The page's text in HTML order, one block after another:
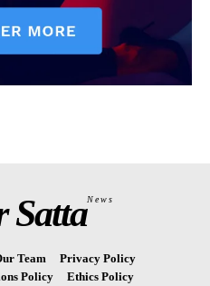
SattaNews
Team
Privacy Policy
Policy
Ethics Policy